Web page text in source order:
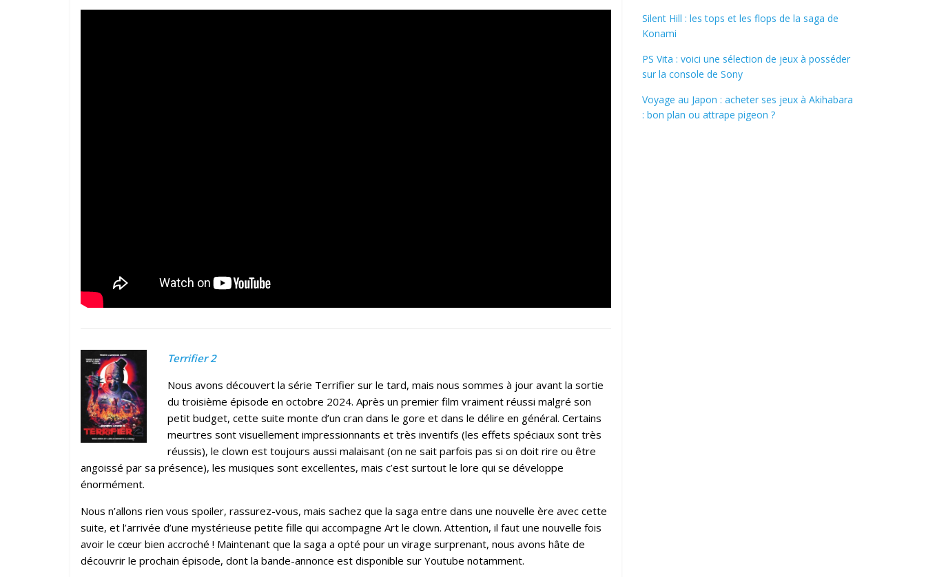
Terrifier 2
Nous avons découvert la série Terrifier sur le tard, mais nous sommes à jour avant la sortie
du troisième épisode en octobre 2024. Après un premier film vraiment réussi malgré son
petit budget, cette suite monte d’un cran dans le gore et dans le délire en général. Certains
meurtres sont visuellement impressionnants et très inventifs (les effets spéciaux sont très
réussis), le clown est toujours aussi malaisant (on ne sait parfois pas si on doit rire ou être
angoissé par sa présence), les musiques sont excellentes, mais c’est surtout le lore qui se développe
énormément.
Nous n’allons rien vous spoiler, rassurez-vous, mais sachez que la saga entre dans une nouvelle ère avec cette
suite, et l’arrivée d’une mystérieuse petite fille qui accompagne Art le clown. Attention, il faut une nouvelle fois
avoir le cœur bien accroché ! Maintenant que la saga a opté pour un virage surprenant, nous avons hâte de
découvrir le prochain épisode, dont la bande-annonce est disponible sur Youtube notamment.
Silent Hill : les tops et les flops de la saga de
Konami
PS Vita : voici une sélection de jeux à posséder
sur la console de Sony
Voyage au Japon : acheter ses jeux à Akihabara
: bon plan ou attrape pigeon ?